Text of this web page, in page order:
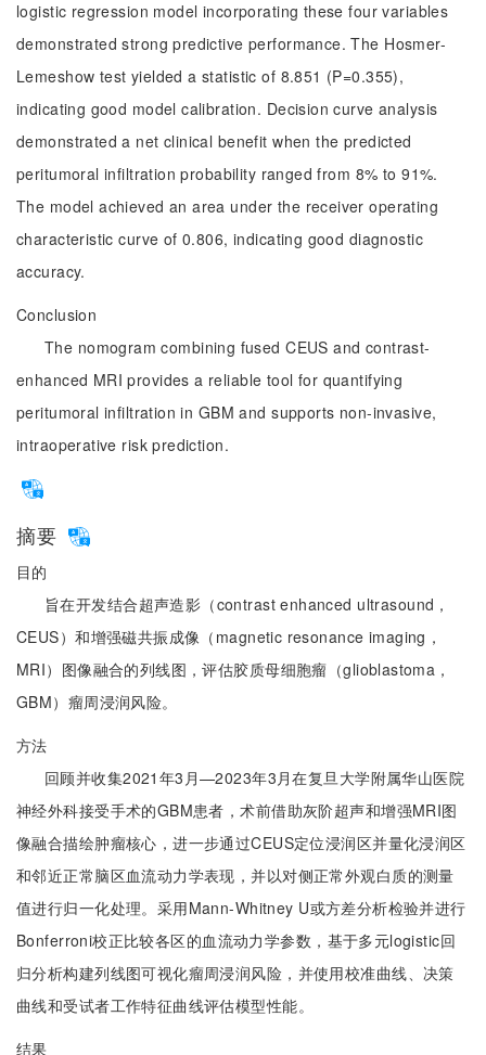
logistic regression model incorporating these four variables
demonstrated strong predictive performance. The Hosmer-
Lemeshow test yielded a statistic of 8.851 (P=0.355),
indicating good model calibration. Decision curve analysis
demonstrated a net clinical benefit when the predicted
peritumoral infiltration probability ranged from 8% to 91%.
The model achieved an area under the receiver operating
characteristic curve of 0.806, indicating good diagnostic
accuracy.
Conclusion
The nomogram combining fused CEUS and contrast-
enhanced MRI provides a reliable tool for quantifying
peritumoral infiltration in GBM and supports non-invasive,
intraoperative risk prediction.
摘要
目的
旨在开发结合超声造影（contrast enhanced ultrasound，
CEUS）和增强磁共振成像（magnetic resonance imaging，
MRI）图像融合的列线图，评估胶质母细胞瘤（glioblastoma，
GBM）瘤周浸润风险。
方法
回顾并收集2021年3月—2023年3月在复旦大学附属华山医院
神经外科接受手术的GBM患者，术前借助灰阶超声和增强MRI图
像融合描绘肿瘤核心，进一步通过CEUS定位浸润区并量化浸润区
和邻近正常脑区血流动力学表现，并以对侧正常外观白质的测量
值进行归一化处理。采用Mann-Whitney U或方差分析检验并进行
Bonferroni校正比较各区的血流动力学参数，基于多元logistic回
归分析构建列线图可视化瘤周浸润风险，并使用校准曲线、决策
曲线和受试者工作特征曲线评估模型性能。
结果